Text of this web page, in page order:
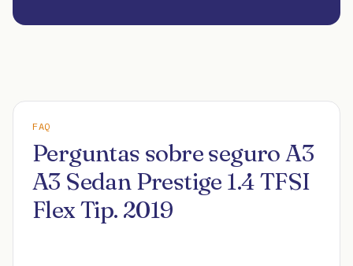
FAQ
Perguntas sobre seguro A3
A3 Sedan Prestige 1.4 TFSI
Flex Tip. 2019